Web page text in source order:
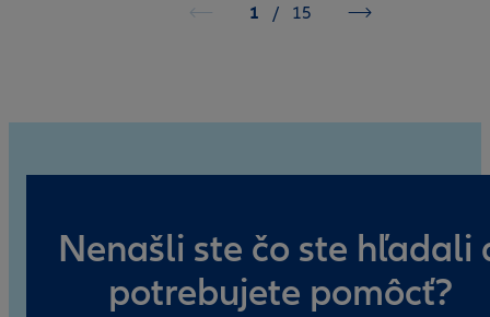
1 / 15
Nenašli ste čo ste hľadali
potrebujete pomôcť?